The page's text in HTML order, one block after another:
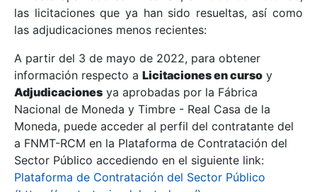
Mostrar/Ocultar
Mostrar/Ocultar
las licitaciones que ya han sido resueltas, así como
las adjudicaciones menos recientes:
A partir del 3 de mayo de 2022, para obtener
información respecto a Licitaciones en curso y
Adjudicaciones ya aprobadas por la Fábrica
Nacional de Moneda y Timbre - Real Casa de la
Moneda, puede acceder al perfil del contratante del
a FNMT-RCM en la Plataforma de Contratación del
Sector Público accediendo en el siguiente link:
Plataforma de Contratación del Sector Público